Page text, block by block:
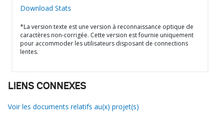
Download Stats
*La version texte est une version à reconnaissance optique de
caractères non-corrigée. Cette version est fournie uniquement
pour accommoder les utilisateurs disposant de connections
lentes.
LIENS CONNEXES
Voir les documents relatifs au(x) projet(s)